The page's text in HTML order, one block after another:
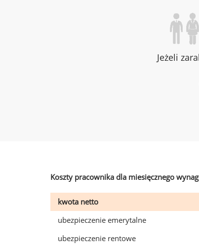
Jeżeli
Koszty pracownika dla miesięcznego
kwota netto
ubezpieczenie emerytalne
ubezpieczenie rentowe